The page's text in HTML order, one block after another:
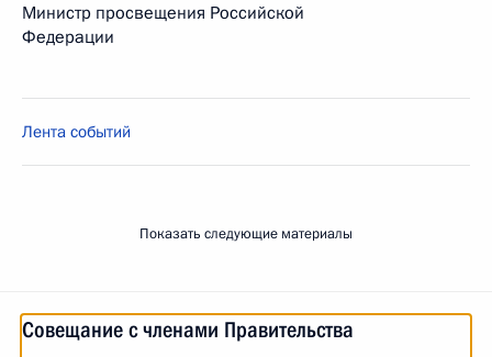
Министр просвещения Российской
Федерации
Лента событий
Показать следующие материалы
Совещание с членами Правительства